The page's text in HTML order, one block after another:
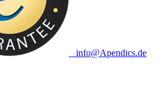
info@Apendics.de